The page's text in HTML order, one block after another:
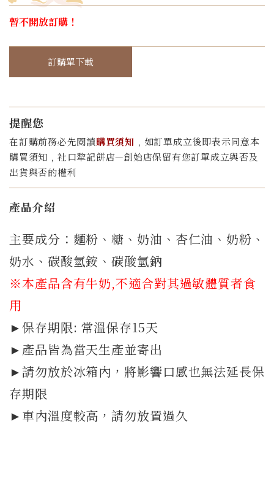
暫不開放訂購！
訂購單下載
提醒您
在訂購前務必先閱讀購買須知 ﹐如訂單成立後即表示同意本
購買須知﹐社口犂記餅店—創始店保留有您訂單成立與否及
出貨與否的權利
產品介紹
主要成分：麵粉、糖、奶油、杏仁油、奶粉、
奶水、碳酸氫銨、碳酸氫鈉
※本產品含有牛奶,不適合對其過敏體質者食
用
►保存期限: 常溫保存15天
►產品皆為當天生產並寄出
►請勿放於冰箱內，將影響口感也無法延長保
存期限
►車內溫度較高，請勿放置過久